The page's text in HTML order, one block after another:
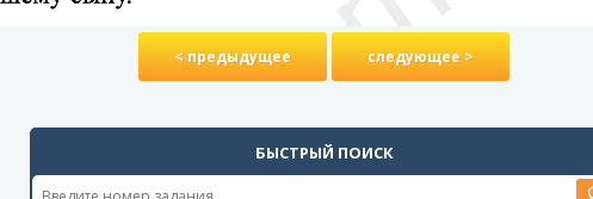
< предыдущее следующее >
БЫСТРЫЙ ПОИСК